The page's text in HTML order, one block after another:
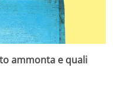
ammonta e quali